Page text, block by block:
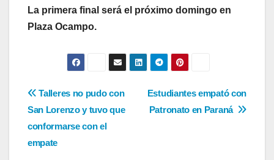
La primera final será el próximo domingo en
Plaza Ocampo.
Navegación
de
entradas
Estudiantes empató con
Patronato en Paraná
Talleres no pudo con
San Lorenzo y tuvo que
conformarse con el
empate